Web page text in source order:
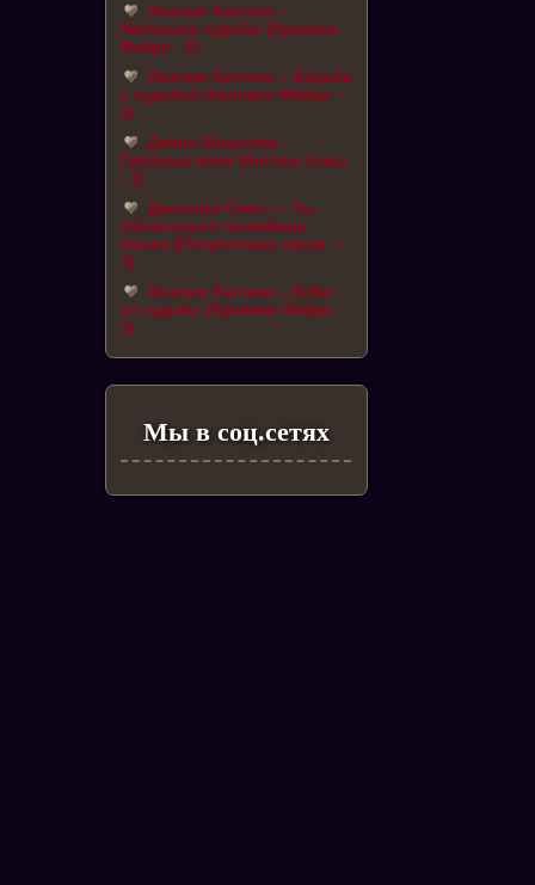
Амелия Хатчинс -
Насмешка судьбы (Хроники
Фейри - 2)
Амелия Хатчинс – Борьба
с судьбой (Хроники Фейри –
1)
Джена Шоуолтер -
Грешные ночи (Ангелы тьмы
- 1)
Джессика Симс — Ты
обязательно полюбишь
клыки (Полуночные связи —
3)
Амелия Хатчинс - Побег
от судьбы (Хроники Фейри -
3)
Мы в соц.сетях